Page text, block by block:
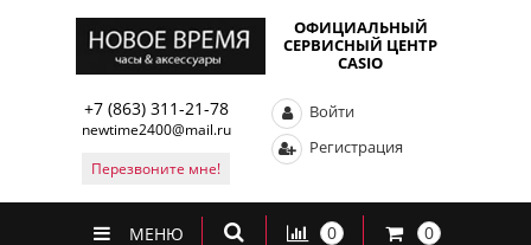
ОФИЦИАЛЬНЫЙ
СЕРВИСНЫЙ ЦЕНТР
CASIO
+7 (863) 311-21-78
newtime2400@mail.ru
Перезвоните мне!
Войти
Регистрация
МЕНЮ 0 0